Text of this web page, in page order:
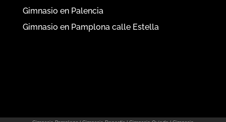
Gimnasio en Palencia
Gimnasio en Pamplona calle Estella